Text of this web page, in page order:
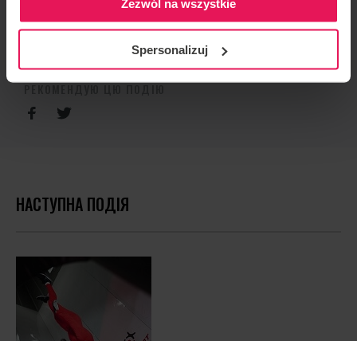
Zezwól na wszystkie
Spersonalizuj
agnieszka.olczyk@flyspot.com
НАСТУПНА ПОДІЯ